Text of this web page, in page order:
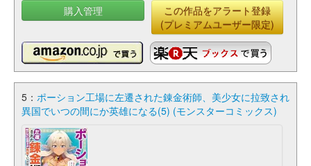
購入管理
この作品をアラート登録
(プレミアムユーザー限定)
5： ポーション工場に左遷された錬金術師、美少女に拉致され
異国でいつの間にか英雄になる(5) (モンスターコミックス)